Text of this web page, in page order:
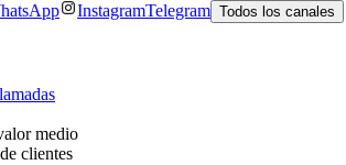
InstagramTelegram Todos los canales
medio
clientes